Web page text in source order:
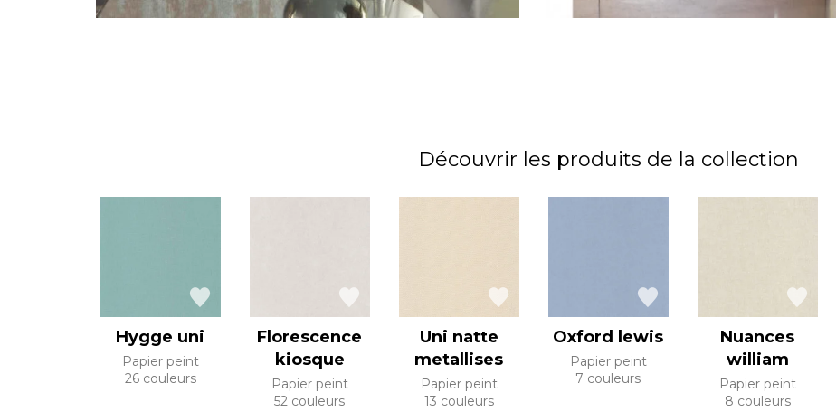
Découvrir les produits de la collection
Hygge uni
Papier peint
26 couleurs
Florescence
kiosque
Papier peint
52 couleurs
Uni natte
metallises
Papier peint
13 couleurs
Oxford lewis
Papier peint
7 couleurs
Nuances
william
Papier peint
8 couleurs